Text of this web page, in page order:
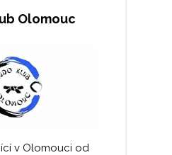
Olomouc
v Olomouci od